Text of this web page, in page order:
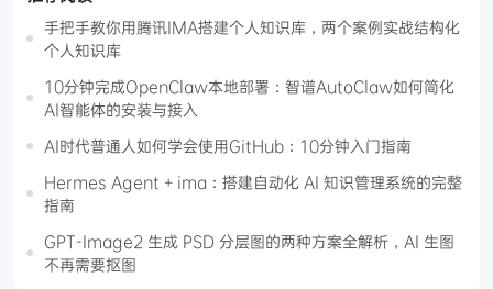
手把手教你用腾讯IMA搭建个人知识库，两个案例实战结构化
个人知识库
10分钟完成OpenClaw本地部署：智谱AutoClaw如何简化
AI智能体的安装与接入
AI时代普通人如何学会使用GitHub：10分钟入门指南
Hermes Agent + ima：搭建自动化 AI 知识管理系统的完整
指南
GPT-Image2 生成 PSD 分层图的两种方案全解析，AI 生图
不再需要抠图